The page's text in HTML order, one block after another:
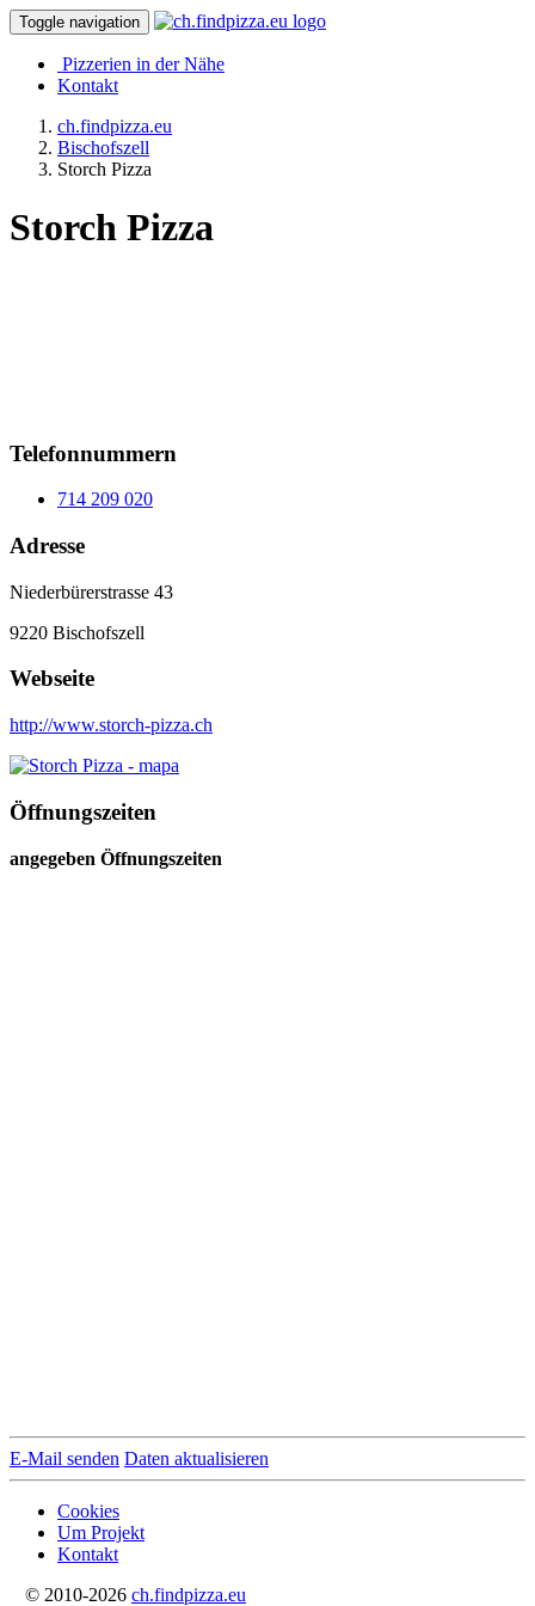
Toggle navigation
Pizzerien in der Nähe
Kontakt
ch.findpizza.eu
Bischofszell
Storch Pizza
Storch Pizza
Telefonnummern
714 209 020
Adresse
Niederbürerstrasse 43
9220 Bischofszell
Webseite
http://www.storch-pizza.ch
Öffnungszeiten
angegeben Öffnungszeiten
E-Mail senden Daten aktualisieren
Cookies
Um Projekt
Kontakt
© 2010-2026 ch.findpizza.eu